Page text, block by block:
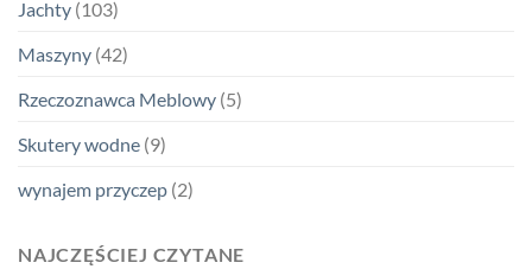
Jachty (103)
Maszyny (42)
Rzeczoznawca Meblowy (5)
Skutery wodne (9)
wynajem przyczep (2)
NAJCZĘŚCIEJ CZYTANE